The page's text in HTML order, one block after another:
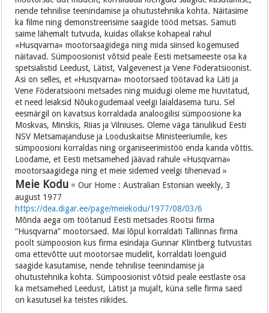
nende tehnilise teenindamise ja ohutustehnika kohta. Näitasime
ka filme ning demonstreerisime saagide tööd metsas. Samuti
saime lähemalt tutvuda, kuidas ollakse kohapeal rahul
«Husqvarna» mootorsaagidega ning mida siinsed kogemused
näitavad. Sümpoosionist võtsid peale Eesti metsameeste osa ka
spetsialistid Leedust, Lätist, Valgevenest ja Vene Föderatsioonist.
Asi on selles, et «Husqvarna» mootorsaed töötavad ka Läti ja
Vene Föderatsiooni metsades ning muidugi oleme me huvitatud,
et need leiaksid Nõukogudemaal veelgi laialdasema turu. Sel
eesmärgil on kavatsus korraldada analoogilisi sümpoosione ka
Moskvas, Minskis, Riias ja Vilniuses. Oleme väga tänulikud Eesti
NSV Metsamajanduse ja Looduskaitse Ministeeriumile, kes
sümpoosioni korraldas ning organiseerimistöö enda kanda võttis.
Loodame, et Eesti metsamehed jäävad rahule «Husqvarna»
mootorsaagidega ning et meie sidemed veelgi tihenevad »
Meie Kodu = Our Home : Australian Estonian weekly, 3
august 1977
https://dea.digar.ee/page/meiekodu/1977/08/03/6
Mõnda aega om töötanud Eesti metsades Rootsi firma
“Husqvarna” mootorsaed. Mai lõpul korraldati Tallinnas firma
poolt sümpoosion kus firma esindaja Gunnar Klintberg tutvustas
oma ettevõtte uut mootorsae mudelit, korraldati loenguid
saagide kasutamise, nende tehnilise teenindamise ja
ohutustehnika kohta. Sümpoosionist võtsid peale eestlaste osa
ka metsamehed Leedust, Lätist ja mujalt, küna selle firma saed
on kasutusel ka teistes riikides.